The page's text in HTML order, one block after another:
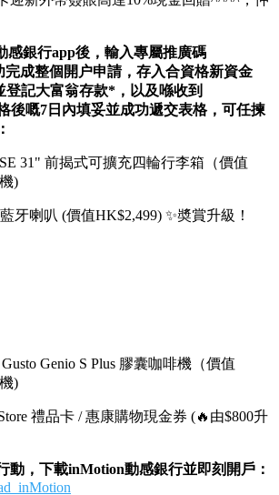
兌換獎賞 – 可享現金回贈 高達10萬円及1
迎新外幣簽賬高達10%現金回贈^^^^，仲
感銀行app後，輸入專屬推廣碼
成整個開户申請，存入合資格新資金